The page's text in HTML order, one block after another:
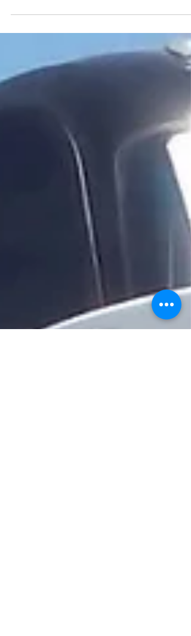
чемпионата мира по футболу, группа компаний «Аркада»
пускает дополнительные рейсы для...